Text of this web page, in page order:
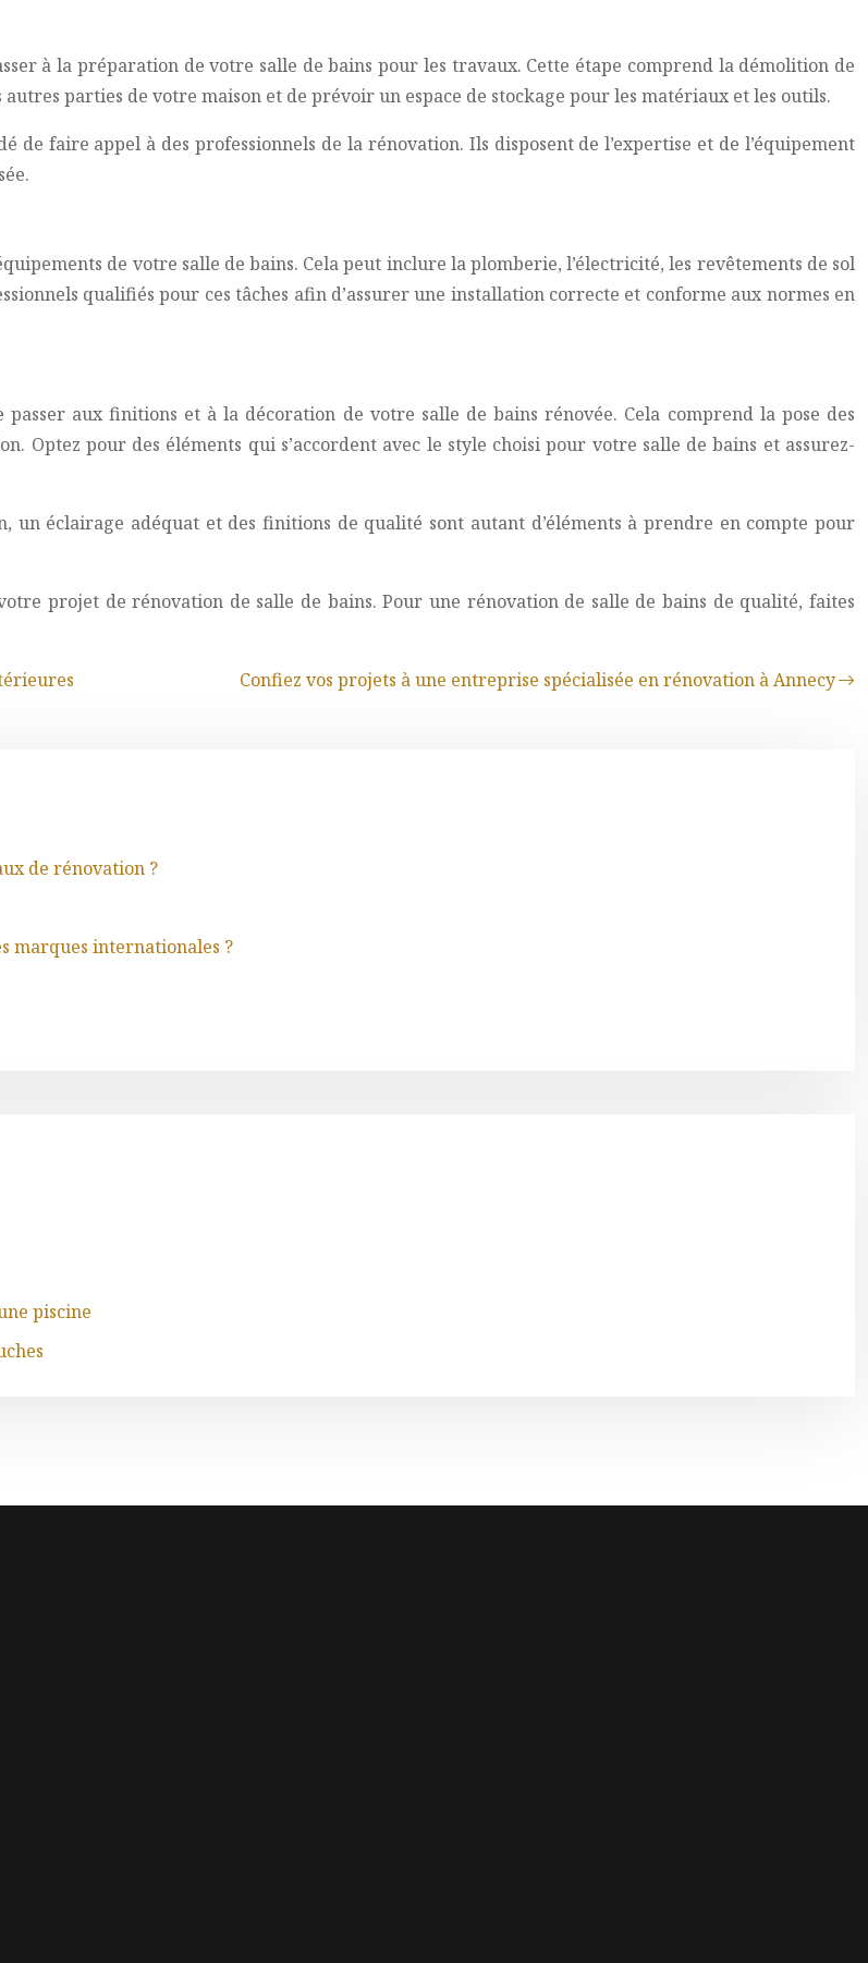
à la préparation de votre salle de bains pour les travaux. Cette étape comprend la démolition de
parties de votre maison et de prévoir un espace de stockage pour les matériaux et les outils.
faire appel à des professionnels de la rénovation. Ils disposent de l’expertise et de l’équipement
de votre salle de bains. Cela peut inclure la plomberie, l’électricité, les revêtements de sol
qualifiés pour ces tâches afin d’assurer une installation correcte et conforme aux normes en
aux finitions et à la décoration de votre salle de bains rénovée. Cela comprend la pose des
Optez pour des éléments qui s’accordent avec le style choisi pour votre salle de bains et assurez-
un éclairage adéquat et des finitions de qualité sont autant d’éléments à prendre en compte pour
projet de rénovation de salle de bains. Pour une rénovation de salle de bains de qualité, faites
Confiez vos projets à une entreprise spécialisée en rénovation à Annecy
de rénovation ?
marques internationales ?
piscine